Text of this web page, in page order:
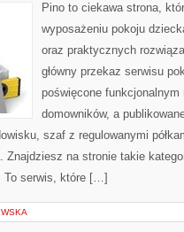
Pino to ciekawa strona,
wyposażeniu pokoju
oraz praktycznych
główny przekaz serwisu
poświęcone
domowników, a
szaf z regulowanymi
Znajdziesz na stronie takie
To serwis, które […]